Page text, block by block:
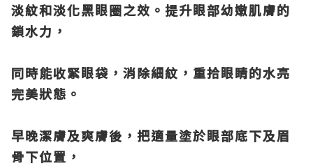
淡紋和淡化黑眼圈之效。 提升眼部幼嫩肌膚的
鎖水力，
同時能收緊眼袋，消除細紋，重拾眼睛的水亮
完美狀態。
早晚潔膚及爽膚後，把適量塗於眼部底下及眉
骨下位置，